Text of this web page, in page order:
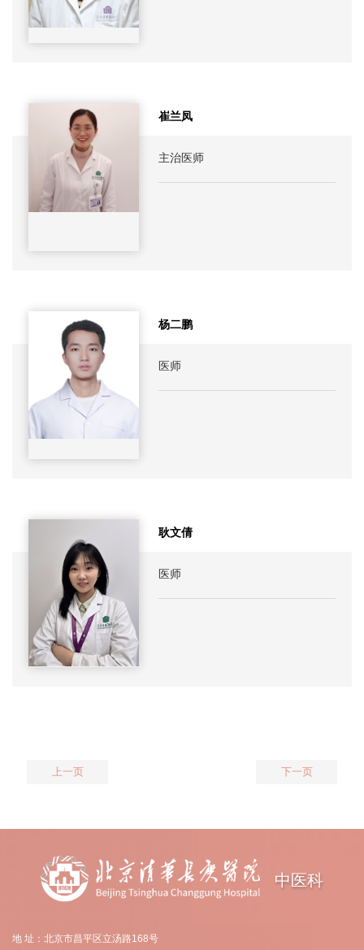
崔兰凤
主治医师
杨二鹏
医师
耿文倩
医师
上一页 下一页
中医科
地 址：北京市昌平区立汤路168号